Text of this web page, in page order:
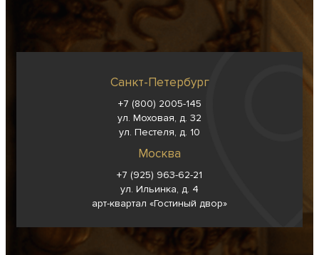
Санкт-Петербург
+7 (800) 2005-145
ул. Моховая, д. 32
ул. Пестеля, д. 10
Москва
+7 (925) 963-62-21
ул. Ильинка, д. 4
арт-квартал «Гостиный двор»